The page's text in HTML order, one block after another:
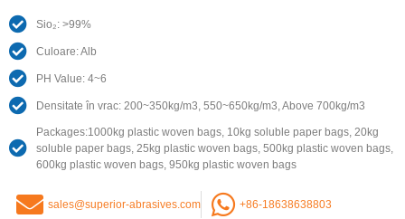
Sio₂: >99%
Culoare: Alb
PH Value: 4~6
Densitate în vrac: 200~350kg/m3, 550~650kg/m3,Above 700kg/m3
Packages:1000kg plastic woven bags, 10kg soluble paper bags, 20kg
soluble paper bags, 25 kg plastic woven bags, 500kg plastic woven bags,
600kg plastic woven bags, 950kg plastic woven bags
sales@superior-abrasives.com +86-18638638803